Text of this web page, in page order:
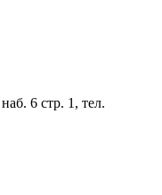
6 стр. 1, тел.